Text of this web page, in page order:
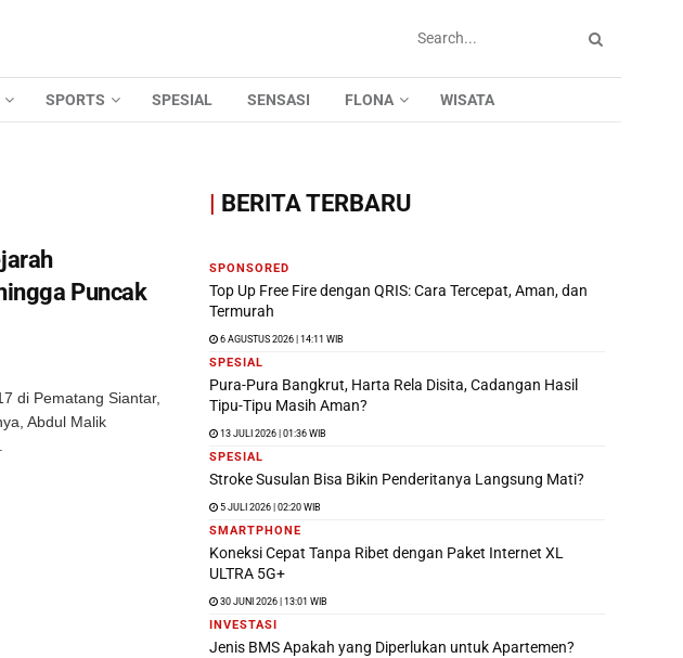
SPORTS SPESIAL SENSASI FLONA WISATA
Puncak
di Pematang Siantar,
Abdul Malik
| BERITA TERBARU
SPONSORED
Top Up Free Fire dengan QRIS: Cara Tercepat, Aman, dan
Termurah
6 AGUSTUS 2026 | 14:11 WIB
SPESIAL
Pura-Pura Bangkrut, Harta Rela Disita, Cadangan Hasil
Tipu-Tipu Masih Aman?
13 JULI 2026 | 01:36 WIB
SPESIAL
Stroke Susulan Bisa Bikin Penderitanya Langsung Mati?
5 JULI 2026 | 02:20 WIB
SMARTPHONE
Koneksi Cepat Tanpa Ribet dengan Paket Internet XL
ULTRA 5G+
30 JUNI 2026 | 13:01 WIB
INVESTASI
Jenis BMS Apakah yang Diperlukan untuk Apartemen?